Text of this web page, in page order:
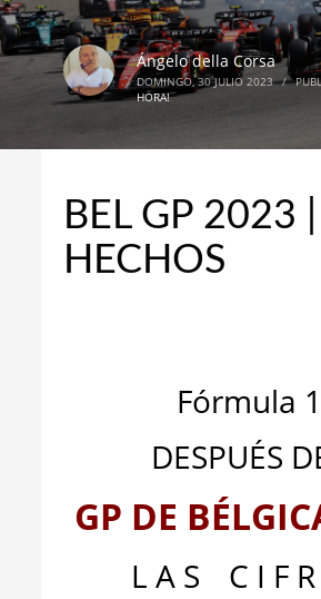
Ángelo della Corsa
DOMINGO, 30 JULIO 2023 /
HORA!
BEL GP 2023 |
HECHOS
Fórmula 1
DESPUÉS
GP DE
L A S
C I F